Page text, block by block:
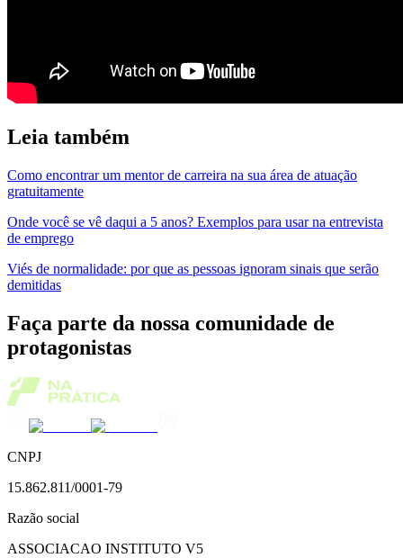
Leia também
Como encontrar um mentor de carreira na sua área de atuação
gratuitamente
Onde você se vê daqui a 5 anos? Exemplos para usar na entrevista
de emprego
Viés de normalidade: por que as pessoas ignoram sinais que serão
demitidas
Faça parte da nossa comunidade de
protagonistas
CNPJ
15.862.811/0001-79
Razão social
ASSOCIACAO INSTITUTO V5